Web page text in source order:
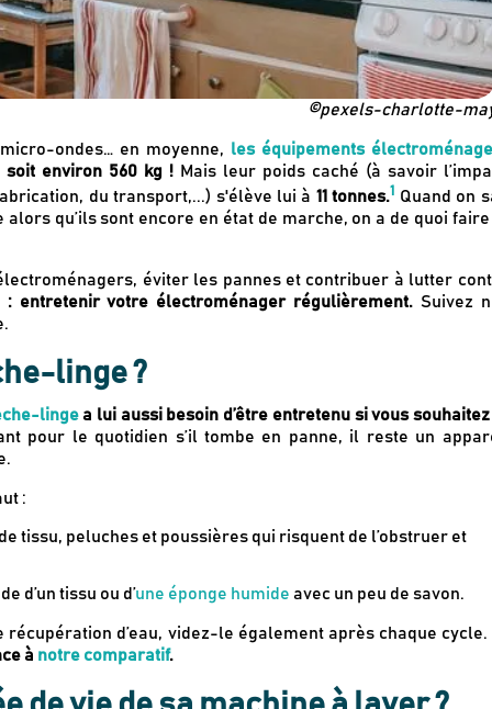
©pexels-charlotte-
ondes… en moyenne, les équipements
soit environ 560 kg ! Mais leur poids caché (à savoir
du transport,...) s'élève lui à 11 tonnes.1 Quand on
qu’ils sont encore en état de marche, on a de quoi
éviter les pannes et contribuer à lutter
: entretenir votre électroménager régulièrement.Suivez
linge ?
lingea lui aussi besoin d’être entretenu si vous
pour le quotidien s’il tombe en panne, il reste un
:
tissu, peluches et poussières qui risquent de l’obstruer et
d’un tissu ou d’une éponge humide avec un peu de savon.
d’eau, videz-le également après chaque cycle.
à notre comparatif.